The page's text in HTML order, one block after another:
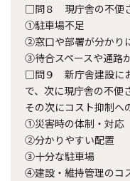
□問８ 現庁舎の不便
①駐車場不足
②窓口や部署が分かり
③待合スペースや通路
□問９ 新庁舎建設に
で、次に現庁舎の不便
その次にコスト抑制へ
①災害時の体制・対応
②分かりやすい配置
③十分な駐車場
④建設・維持管理のコ